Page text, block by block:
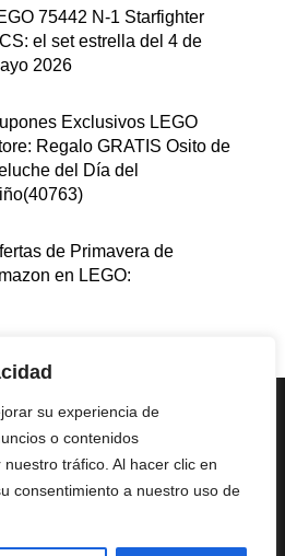
su experiencia de
o contenidos
tráfico. Al hacer clic en
consentimiento a nuestro uso de
75442 N-1 Starfighter
el set estrella del 4 de
2026
Exclusivos LEGO
Regalo GRATIS Osito de
del Día del
de Primavera de
en LEGO: